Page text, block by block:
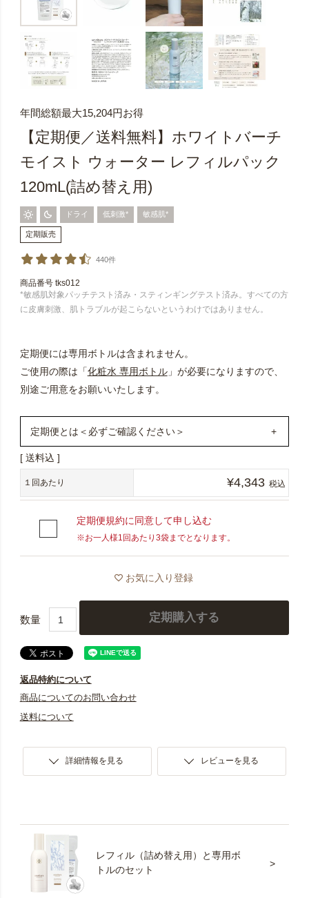
年間総額最大15,204円お得
【定期便／送料無料】ホワイトバーチ
モイスト ウォーター レフィルパック
120mL(詰め替え用)
ドライ 低刺激* 敏感肌*
定期販売
440件
商品番号 tks012
*敏感肌対象パッチテスト済み・スティンギングテスト済み。すべての方
に皮膚刺激、肌トラブルが起こらないというわけではありません。
定期便には専用ボトルは含まれません。
ご使用の際は「化粧水 専用ボトル」が必要になりますので、
別途ご用意をお願いいたします。
定期便とは＜必ずご確認ください＞
1年定期購入いただくと、通常購入より15,204円お得に！
（277円×12ヶ月）＋（送料最大990円×12ヶ月）
定期便は、その都度ご注文いただかなくても、お客様か
ら中止のご連絡をいただくまで毎月定期的に商品をお届
けするサービスです。
通常価格から毎回6%OFF・全国送料無料でお届けいたし
＜必ずご確認ください＞
※4回目のお届けが完了するまで数量の変更・解約はでき
ております。万一「クレジットカードエラー」が生じ
た場合でも、該当月の解約は承っておりませんので、
未決済分のみ指定口座へご入金いただいております。
予めご了承ください。
送料込
１回あたり ¥4,343 税込
定期便規約に同意して申し込む
※お一人様1回あたり3袋までとなります。
お気に入り登録
定期購入する
返品特約について
商品についてのお問い合わせ
送料について
詳細情報を見る レビューを見る
レフィル（詰め替え用）と専用ボ
トルのセット